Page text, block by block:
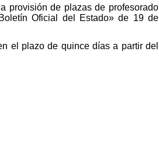
provisión de plazas de profesorado
Oficial del Estado» de 19 de
el plazo de quince días a partir del